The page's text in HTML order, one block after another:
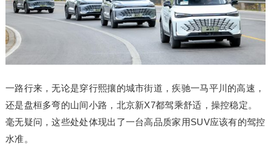
一路行来，无论是穿行熙攘的城市街道，疾驰一马平川的高速，
还是盘桓多弯的山间小路，北京新X7都驾乘舒适，操控稳定。
毫无疑问，这些处处体现出了一台高品质家用SUV应该有的驾控
水准。